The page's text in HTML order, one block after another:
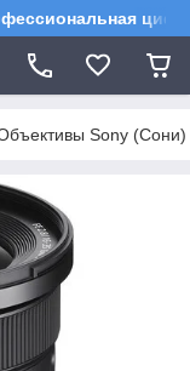
Sony (Сони)